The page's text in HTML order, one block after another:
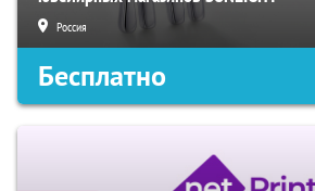
Россия
Бесплатно